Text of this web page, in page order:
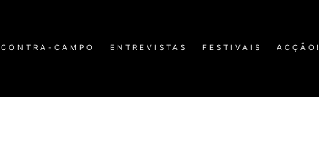
CONTRA-CAMPO ENTREVISTAS FESTIVAIS ACÇÃO!